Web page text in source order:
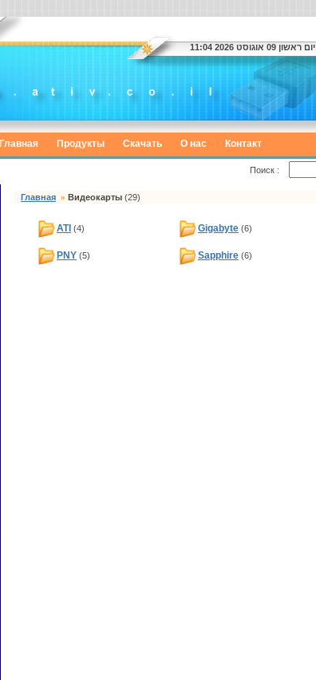
יום ראשון 09 אוגוסט 2026 11:04
Главная Продукты Скачать О нас Контакт
Поиск :
Главная » Видеокарты (29)
ATI (4) Gigabyte (6)
PNY (5) Sapphire (6)